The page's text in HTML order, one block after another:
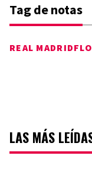
Tag de notas
REAL MADRID
LAS MÁS